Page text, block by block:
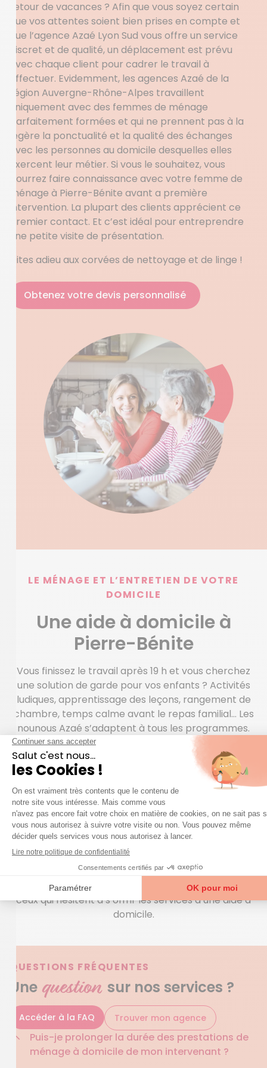
retour de vacances ? Afin que vous soyez certain
que vos attentes soient bien prises en compte et
que l’agence Azaé Lyon Sud vous offre un service
discret et de qualité, un déplacement est prévu
avec chaque client pour cadrer le travail à
effectuer. Evidemment, les agences Azaé de la
région Auvergne-Rhône-Alpes travaillent
uniquement avec des femmes de ménage
parfaitement formées et qui ne prennent pas à la
légère la ponctualité et la qualité des échanges
avec les personnes au domicile desquelles elles
exercent leur métier. Si vous le souhaitez, vous
pourrez faire connaissance avec votre femme de
ménage à Pierre-Bénite avant a première
intervention. La plupart des clients apprécient ce
premier contact. Et c’est idéal pour entreprendre
une petite visite de présentation.
Dites adieu aux corvées de nettoyage et de linge !
Obtenez votre devis personnalisé
LE MÉNAGE ET L’ENTRETIEN DE VOTRE
DOMICILE
Une aide à domicile à
Pierre-Bénite
Vous finissez le travail après 19 h et vous cherchez
une solution de garde pour vos enfants ? Activités
ludiques, apprentissage des leçons, rangement de
chambre, temps calme avant le repas familial… Les
nounous Azaé s’adaptent à tous les programmes.
Vous aimeriez avoir quelqu’un d’agréable à vos côtés
pour fluidifier votre quotidien, par exemple en vous
accompagnant faire quelques courses, en
préparant votre repas préféré, en faisant le
ménage… Ensemble, mettons en place un
programme sur-mesure d’aide à la personne. Afin
de parer à toute éventualité à toute heure du jour et
de la nuit, Azaé s’est doté d’un dispositif de
téléassistance de dernière génération. Et il ne faut
pas oublier que le Chèque Emploi service Universel
(CESU) est un moyen de paiement avantageux pour
ceux qui hésitent à s’offrir les services d’une aide à
domicile.
QUESTIONS FRÉQUENTES
Une question sur nos services ?
Accéder à la FAQ Trouver mon agence
Puis-je prolonger la durée des prestations de
ménage à domicile de mon intervenant ?